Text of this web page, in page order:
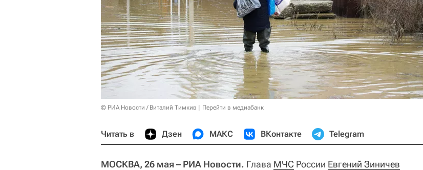
© РИА Новости / Виталий Тимкив Перейти в медиабанк
Читать в Дзен МАКС ВКонтакте Telegram
МОСКВА, 26 мая – РИА Новости. Глава МЧС России Евгений Зиничев